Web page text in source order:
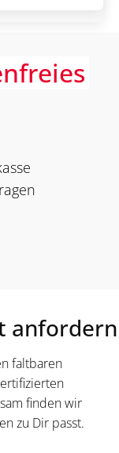
anfordern
faltbaren
finden wir
zu Dir passt.